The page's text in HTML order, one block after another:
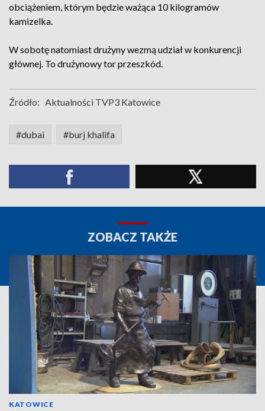
obciążeniem, którym będzie ważąca 10 kilogramów
kamizelka.
W sobotę natomiast drużyny wezmą udział w konkurencji
głównej. To drużynowy tor przeszkód.
Źródło: Aktualności TVP3 Katowice
#dubai #burj khalifa
ZOBACZ TAKŻE
KATOWICE